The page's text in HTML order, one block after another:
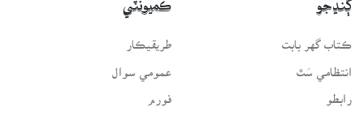
ڳنڍجو
ڪتاب گهر بابت
انتظامي سَٿ
رابطو
ڪميونٽي
طريقيڪار
عمومي سوال
فورم